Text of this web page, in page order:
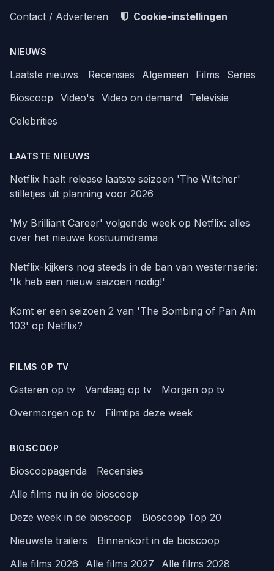
Contact / Adverteren Cookie-instellingen
NIEUWS
Laatste nieuws Recensies Algemeen Films
Series
Bioscoop
Video's Video on demand
Televisie
Celebrities
LAATSTE NIEUWS
Netflix haalt release laatste seizoen 'The Witcher'
stilletjes uit planning voor 2026
'My Brilliant Career' volgende week op Netflix: alles
over het nieuwe kostuumdrama
Netflix-kijkers nog steeds in de ban van westernserie:
'Ik heb een nieuw seizoen nodig!'
Komt er een seizoen 2 van 'The Bombing of Pan Am
103' op Netflix?
FILMS OP TV
Gisteren op tv Vandaag op tv
Morgen op tv
Overmorgen op tv
Filmtips deze week
BIOSCOOP
Bioscoopagenda
Recensies
Alle films nu in de bioscoop
Deze week in de bioscoop
Bioscoop Top 20
Nieuwste trailers
Binnenkort in de bioscoop
Alle films 2026
Alle films 2027 Alle films 2028